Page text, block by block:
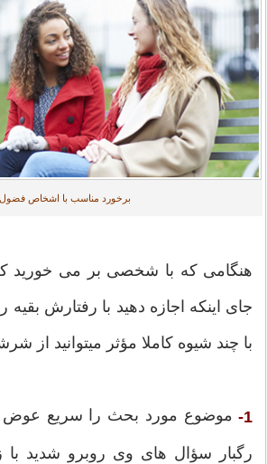
برخورد مناسب با اشخاص فضول
هنگامی که با شخصی بر می خورید
جای اینکه اجازه دهید با رفتارش بقیه
با چند شیوه کاملا مؤثر میتوانید از
1- موضوع مورد بحث را سریع عوض
رگبار سؤال های وی روبرو شدید